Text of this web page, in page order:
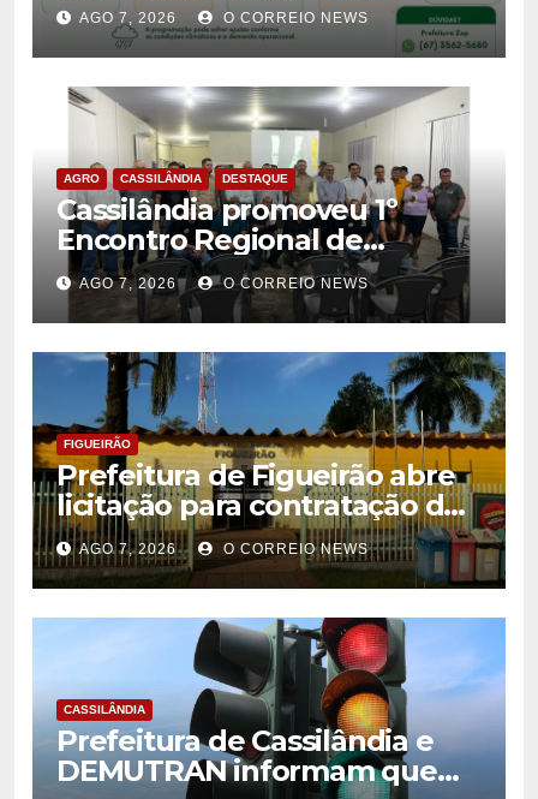
AGO 7, 2026 O CORREIO NEWS
AGRO CASSILÂNDIA DESTAQUE
Cassilândia promoveu 1º
Encontro Regional de
Citricultores e fortalece o
desenvolvimento da
citricultura
AGO 7, 2026 O CORREIO NEWS
FIGUEIRÃO
Prefeitura de Figueirão abre
licitação para contratação de
estrutura de eventos
AGO 7, 2026 O CORREIO NEWS
CASSILÂNDIA
Prefeitura de Cassilândia e
DEMUTRAN informam que